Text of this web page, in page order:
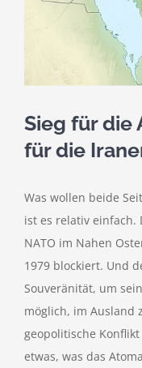
Sieg für die
für die
Was wollen beide
ist es relativ einfach.
NATO im Nahen
1979 blockiert. Und
Souveränität, um
möglich, im Ausland
geopolitische
etwas, was das